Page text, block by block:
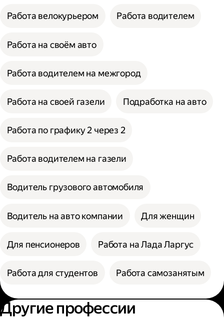
Работа велокурьером Работа водителем
Работа на своём авто
Работа водителем на межгород
Работа на своей газели Подработка на авто
Работа по графику 2 через 2
Работа водителем на газели
Водитель грузового автомобиля
Водитель на авто компании Для женщин
Для пенсионеров Работа на Лада Ларгус
Работа для студентов Работа самозанятым
Другие профессии